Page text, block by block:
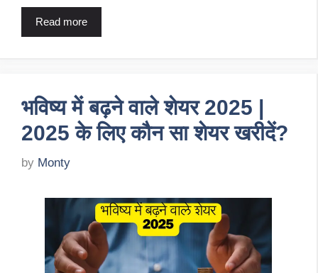
Read more
भविष्य में बढ़ने वाले शेयर 2025 |
2025 के लिए कौन सा शेयर खरीदें?
by Monty